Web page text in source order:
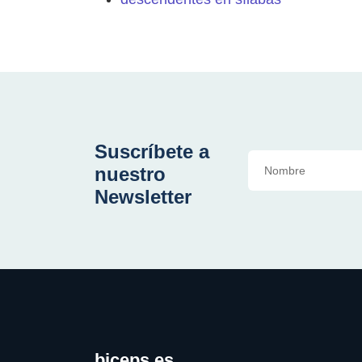
Suscríbete a
nuestro
Newsletter